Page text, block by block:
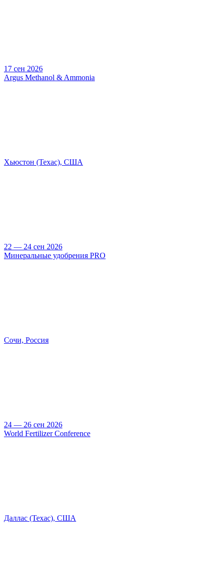
17 сен 2026
Argus Methanol & Ammonia
Хьюстон (Техас), США
22 — 24 сен 2026
Минеральные удобрения PRO
Сочи, Россия
24 — 26 сен 2026
World Fertilizer Conference
Даллас (Техас), США